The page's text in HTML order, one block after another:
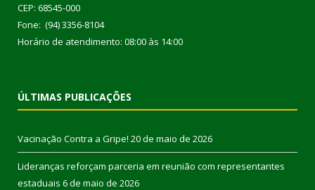
CEP: 68545-000
Fone: (94) 3356-8104
Horário de atendimento: 08:00 às 14:00
ÚLTIMAS PUBLICAÇÕES
Vacinação Contra a Gripe! 20 de maio de 2026
Lideranças reforçam parceria em reunião com representantes
estaduais 6 de maio de 2026